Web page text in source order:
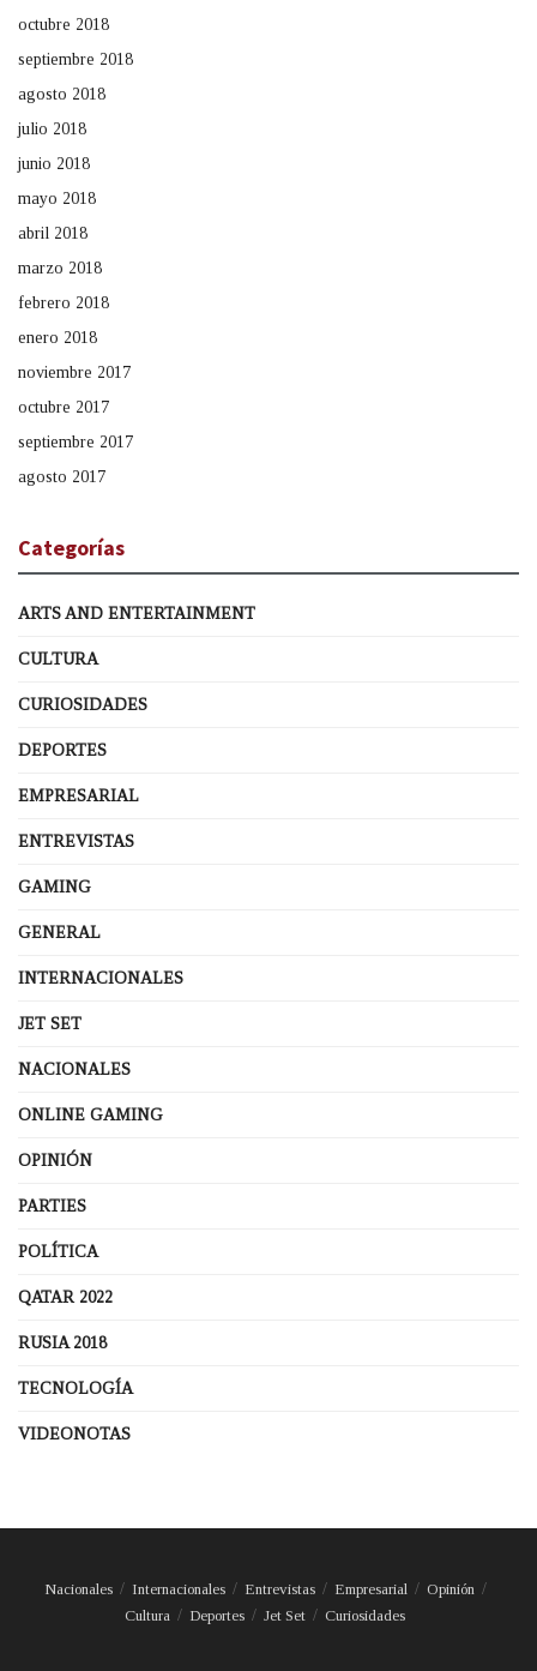
octubre 2018
septiembre 2018
agosto 2018
julio 2018
junio 2018
mayo 2018
abril 2018
marzo 2018
febrero 2018
enero 2018
noviembre 2017
octubre 2017
septiembre 2017
agosto 2017
Categorías
ARTS AND ENTERTAINMENT
CULTURA
CURIOSIDADES
DEPORTES
EMPRESARIAL
ENTREVISTAS
GAMING
GENERAL
INTERNACIONALES
JET SET
NACIONALES
ONLINE GAMING
OPINIÓN
PARTIES
POLÍTICA
QATAR 2022
RUSIA 2018
TECNOLOGÍA
VIDEONOTAS
Nacionales Internacionales Entrevistas Empresarial
Opinión
Cultura
Deportes Jet Set Curiosidades